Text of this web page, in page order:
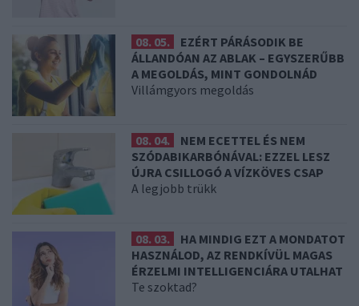
08. 05.
EZÉRT PÁRÁSODIK BE
ÁLLANDÓAN AZ ABLAK – EGYSZERŰBB
A MEGOLDÁS, MINT GONDOLNÁD
Villámgyors megoldás
08. 04.
NEM ECETTEL ÉS NEM
SZÓDABIKARBÓNÁVAL: EZZEL LESZ
ÚJRA CSILLOGÓ A VÍZKÖVES CSAP
A legjobb trükk
08. 03.
HA MINDIG EZT A MONDATOT
HASZNÁLOD, AZ RENDKÍVÜL MAGAS
ÉRZELMI INTELLIGENCIÁRA UTALHAT
Te szoktad?